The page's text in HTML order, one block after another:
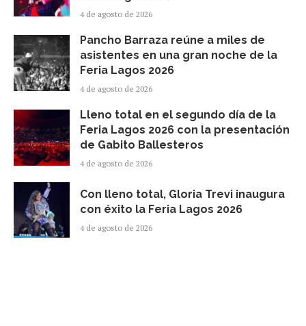
4 de agosto de 2026
Pancho Barraza reúne a miles de
asistentes en una gran noche de la
Feria Lagos 2026
4 de agosto de 2026
Lleno total en el segundo día de la
Feria Lagos 2026 con la presentación
de Gabito Ballesteros
4 de agosto de 2026
Con lleno total, Gloria Trevi inaugura
con éxito la Feria Lagos 2026
4 de agosto de 2026